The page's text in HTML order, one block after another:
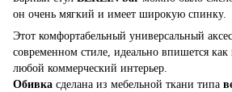
он очень мягкий и имеет широкую спинку.
Этот комфортабельный универсальный
современном стиле, идеально впишется
любой коммерческий интерьер.
Обивка сделана из мебельной ткани типа